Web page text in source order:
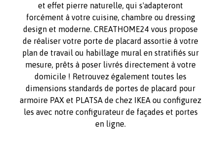
et effet pierre naturelle, qui s'adapteront
forcément à votre cuisine, chambre ou dressing
design et moderne. CREATHOME24 vous propose
de réaliser votre porte de placard assortie à votre
plan de travail ou habillage mural en stratifiés sur
mesure, prêts à poser livrés directement à votre
domicile ! Retrouvez également toutes les
dimensions standards de portes de placard pour
armoire PAX et PLATSA de chez IKEA ou configurez
les avec notre configurateur de façades et portes
en ligne.